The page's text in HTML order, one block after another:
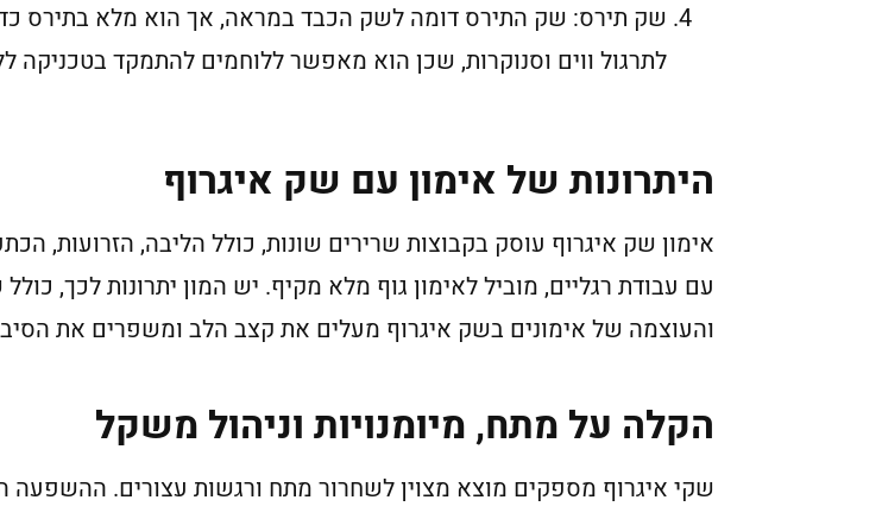
שק תירס: שק התירס דומה לשק הכבד במראה, אך הוא מלא בתירס
לתרגול ווים וסנוקרות, שכן הוא מאפשר ללוחמים להתמקד
היתרונות של אימון עם שק איגרוף
אימון שק איגרוף עוסק בקבוצות שרירים שונות, כולל הליבה, הזרועות,
עם עבודת רגליים, מוביל לאימון גוף מלא מקיף. יש המון יתרונות לכך,
והעוצמה של אימונים בשק איגרוף מעלים את קצב הלב ומשפרים את
הקלה על מתח, מיומנויות וניהול משקל
שקי איגרוף מספקים מוצא מצוין לשחרור מתח ורגשות עצורים.